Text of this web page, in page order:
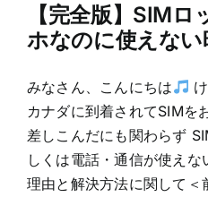
【完全版】SIM
ホなのに使えない
みなさん、こんにちは
カナダに到着されてSIMを
差しこんだにも関わらず
しくは電話・通信が使え
理由と解決方法に関して＜